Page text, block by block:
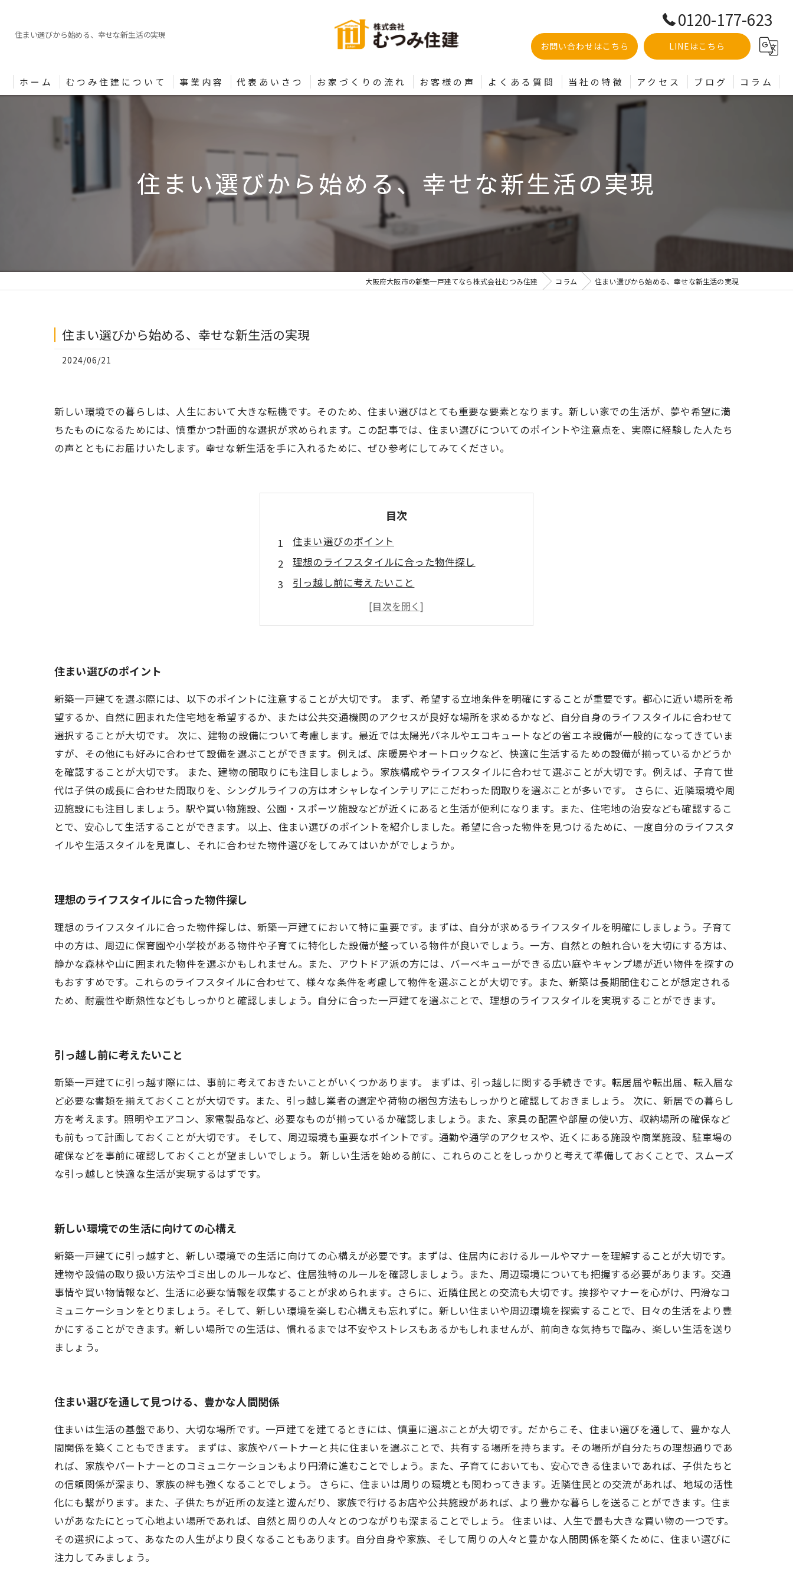
住まい選びから始める、幸せな新生活の実現
0120-177-623
お問い合わせはこちら LINEはこちら
ホーム むつみ住建について 事業内容 代表あいさつ お家づくりの流れ お客様の声 よくある質問 当社の特徴
建売
アクセス ブログ コラム
住まい選びから始める、幸せな新生活の実現
大阪府大阪市の新築一戸建てなら株式会社むつみ住建 コラム 住まい選びから始める、幸せな新生活の実現
住まい選びから始める、幸せな新生活の実現
2024/06/21
新しい環境での暮らしは、人生において大きな転機です。そのため、住まい選びはとても重要な要素となります。新しい家での生活が、夢や希望に満
ちたものになるためには、慎重かつ計画的な選択が求められます。この記事では、住まい選びについてのポイントや注意点を、実際に経験した人たち
の声とともにお届けいたします。幸せな新生活を手に入れるために、ぜひ参考にしてみてください。
目次
住まい選びのポイント
理想のライフスタイルに合った物件探し
引っ越し前に考えたいこと
新しい環境での生活に向けての心構え
住まい選びを通して見つける、豊かな人間関係
住まい選びのポイント
新築一戸建てを選ぶ際には、以下のポイントに注意することが大切です。 まず、希望する立地条件を明確にすることが重要です。都心に近い場所を希
望するか、自然に囲まれた住宅地を希望するか、または公共交通機関のアクセスが良好な場所を求めるかなど、自分自身のライフスタイルに合わせて
選択することが大切です。 次に、建物の設備について考慮します。最近では太陽光パネルやエコキュートなどの省エネ設備が一般的になってきていま
すが、その他にも好みに合わせて設備を選ぶことができます。例えば、床暖房やオートロックなど、快適に生活するための設備が揃っているかどうか
を確認することが大切です。 また、建物の間取りにも注目しましょう。家族構成やライフスタイルに合わせて選ぶことが大切です。例えば、子育て世
代は子供の成長に合わせた間取りを、シングルライフの方はオシャレなインテリアにこだわった間取りを選ぶことが多いです。 さらに、近隣環境や周
辺施設にも注目しましょう。駅や買い物施設、公園・スポーツ施設などが近くにあると生活が便利になります。また、住宅地の治安なども確認するこ
とで、安心して生活することができます。 以上、住まい選びのポイントを紹介しました。希望に合った物件を見つけるために、一度自分のライフスタ
イルや生活スタイルを見直し、それに合わせた物件選びをしてみてはいかがでしょうか。
理想のライフスタイルに合った物件探し
理想のライフスタイルに合った物件探しは、新築一戸建てにおいて特に重要です。まずは、自分が求めるライフスタイルを明確にしましょう。子育て
中の方は、周辺に保育園や小学校がある物件や子育てに特化した設備が整っている物件が良いでしょう。一方、自然との触れ合いを大切にする方は、
静かな森林や山に囲まれた物件を選ぶかもしれません。また、アウトドア派の方には、バーベキューができる広い庭やキャンプ場が近い物件を探すの
もおすすめです。これらのライフスタイルに合わせて、様々な条件を考慮して物件を選ぶことが大切です。また、新築は長期間住むことが想定される
ため、耐震性や断熱性などもしっかりと確認しましょう。自分に合った一戸建てを選ぶことで、理想のライフスタイルを実現することができます。
引っ越し前に考えたいこと
新築一戸建てに引っ越す際には、事前に考えておきたいことがいくつかあります。 まずは、引っ越しに関する手続きです。転居届や転出届、転入届な
ど必要な書類を揃えておくことが大切です。また、引っ越し業者の選定や荷物の梱包方法もしっかりと確認しておきましょう。 次に、新居での暮らし
方を考えます。照明やエアコン、家電製品など、必要なものが揃っているか確認しましょう。また、家具の配置や部屋の使い方、収納場所の確保など
も前もって計画しておくことが大切です。 そして、周辺環境も重要なポイントです。通勤や通学のアクセスや、近くにある施設や商業施設、駐車場の
確保などを事前に確認しておくことが望ましいでしょう。 新しい生活を始める前に、これらのことをしっかりと考えて準備しておくことで、スムーズ
な引っ越しと快適な生活が実現するはずです。
新しい環境での生活に向けての心構え
新築一戸建てに引っ越すと、新しい環境での生活に向けての心構えが必要です。まずは、住居内におけるルールやマナーを理解することが大切です。
建物や設備の取り扱い方法やゴミ出しのルールなど、住居独特のルールを確認しましょう。また、周辺環境についても把握する必要があります。交通
事情や買い物情報など、生活に必要な情報を収集することが求められます。さらに、近隣住民との交流も大切です。挨拶やマナーを心がけ、円滑なコ
ミュニケーションをとりましょう。そして、新しい環境を楽しむ心構えも忘れずに。新しい住まいや周辺環境を探索することで、日々の生活をより豊
かにすることができます。新しい場所での生活は、慣れるまでは不安やストレスもあるかもしれませんが、前向きな気持ちで臨み、楽しい生活を送り
ましょう。
住まい選びを通して見つける、豊かな人間関係
住まいは生活の基盤であり、大切な場所です。一戸建てを建てるときには、慎重に選ぶことが大切です。だからこそ、住まい選びを通して、豊かな人
間関係を築くこともできます。 まずは、家族やパートナーと共に住まいを選ぶことで、共有する場所を持ちます。その場所が自分たちの理想通りであ
れば、家族やパートナーとのコミュニケーションもより円滑に進むことでしょう。また、子育てにおいても、安心できる住まいであれば、子供たちと
の信頼関係が深まり、家族の絆も強くなることでしょう。 さらに、住まいは周りの環境とも関わってきます。近隣住民との交流があれば、地域の活性
化にも繋がります。また、子供たちが近所の友達と遊んだり、家族で行けるお店や公共施設があれば、より豊かな暮らしを送ることができます。住ま
いがあなたにとって心地よい場所であれば、自然と周りの人々とのつながりも深まることでしょう。 住まいは、人生で最も大きな買い物の一つです。
その選択によって、あなたの人生がより良くなることもあります。自分自身や家族、そして周りの人々と豊かな人間関係を築くために、住まい選びに
注力してみましょう。